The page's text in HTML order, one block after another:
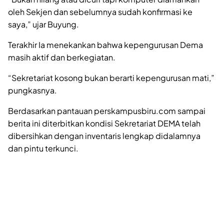
oleh Sekjen dan sebelumnya sudah konfirmasi ke
saya,” ujar Buyung.
Terakhir Ia menekankan bahwa kepengurusan Dema
masih aktif dan berkegiatan.
“Sekretariat kosong bukan berarti kepengurusan mati,”
pungkasnya.
Berdasarkan pantauan perskampusbiru.com sampai
berita ini diterbitkan kondisi Sekretariat DEMA telah
dibersihkan dengan inventaris lengkap didalamnya
dan pintu terkunci.